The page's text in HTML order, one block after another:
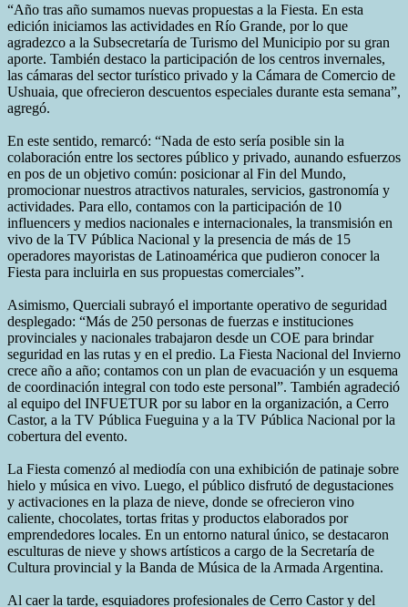
“Año tras año sumamos nuevas propuestas a la Fiesta. En esta
edición iniciamos las actividades en Río Grande, por lo que
agradezco a la Subsecretaría de Turismo del Municipio por su gran
aporte. También destaco la participación de los centros invernales,
las cámaras del sector turístico privado y la Cámara de Comercio de
Ushuaia, que ofrecieron descuentos especiales durante esta semana”,
agregó.
En este sentido, remarcó: “Nada de esto sería posible sin la
colaboración entre los sectores público y privado, aunando esfuerzos
en pos de un objetivo común: posicionar al Fin del Mundo,
promocionar nuestros atractivos naturales, servicios, gastronomía y
actividades. Para ello, contamos con la participación de 10
influencers y medios nacionales e internacionales, la transmisión en
vivo de la TV Pública Nacional y la presencia de más de 15
operadores mayoristas de Latinoamérica que pudieron conocer la
Fiesta para incluirla en sus propuestas comerciales”.
Asimismo, Querciali subrayó el importante operativo de seguridad
desplegado: “Más de 250 personas de fuerzas e instituciones
provinciales y nacionales trabajaron desde un COE para brindar
seguridad en las rutas y en el predio. La Fiesta Nacional del Invierno
crece año a año; contamos con un plan de evacuación y un esquema
de coordinación integral con todo este personal”. También agradeció
al equipo del INFUETUR por su labor en la organización, a Cerro
Castor, a la TV Pública Fueguina y a la TV Pública Nacional por la
cobertura del evento.
La Fiesta comenzó al mediodía con una exhibición de patinaje sobre
hielo y música en vivo. Luego, el público disfrutó de degustaciones
y activaciones en la plaza de nieve, donde se ofrecieron vino
caliente, chocolates, tortas fritas y productos elaborados por
emprendedores locales. En un entorno natural único, se destacaron
esculturas de nieve y shows artísticos a cargo de la Secretaría de
Cultura provincial y la Banda de Música de la Armada Argentina.
Al caer la tarde, esquiadores profesionales de Cerro Castor y del